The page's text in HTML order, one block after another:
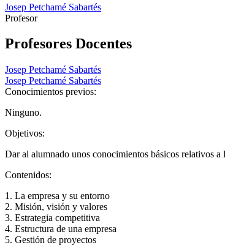
Josep Petchamé Sabartés
Profesor
Profesores Docentes
Josep Petchamé Sabartés
Josep Petchamé Sabartés
Conocimientos previos:
Ninguno.
Objetivos:
Dar al alumnado unos conocimientos básicos relativos
Contenidos:
1. La empresa y su entorno
2. Misión, visión y valores
3. Estrategia competitiva
4. Estructura de una empresa
5. Gestión de proyectos